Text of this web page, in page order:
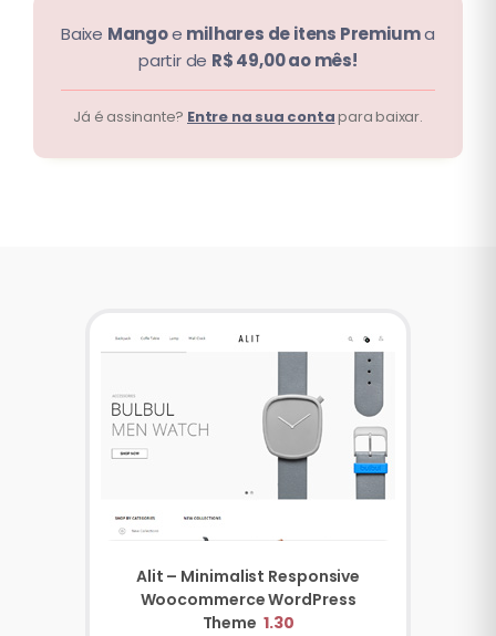
Baixe Mangoe milhares de itens Premiuma
partir de R$ 49,00 ao mês!
Já é assinante? Entre na sua contapara baixar.
Alit – Minimalist Responsive
Woocommerce WordPress
Theme 1.30